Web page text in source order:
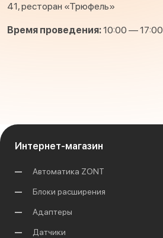
41, ресторан «Трюфель»
Время проведения:10:00 — 17:00
Интернет-магазин
Автоматика ZONT
Блоки расширения
Адаптеры
Датчики